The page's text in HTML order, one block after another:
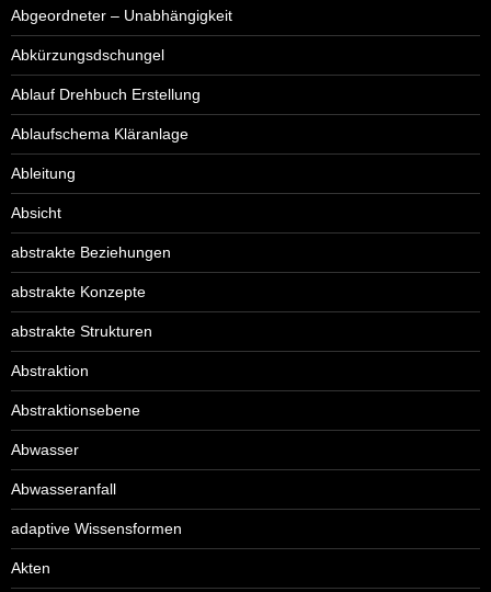
Abgeordneter – Unabhängigkeit
Abkürzungsdschungel
Ablauf Drehbuch Erstellung
Ablaufschema Kläranlage
Ableitung
Absicht
abstrakte Beziehungen
abstrakte Konzepte
abstrakte Strukturen
Abstraktion
Abstraktionsebene
Abwasser
Abwasseranfall
adaptive Wissensformen
Akten